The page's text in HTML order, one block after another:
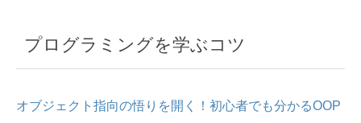
プログラミングを学ぶコツ
オブジェクト指向の悟りを開く！初心者でも分かるOOP